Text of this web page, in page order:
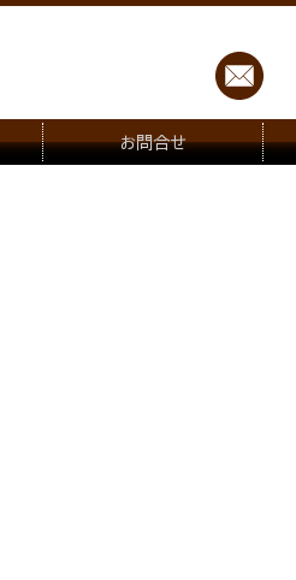
お問合せ